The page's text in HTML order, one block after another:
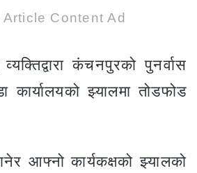
Content Ad
कंचनपुरको पुनर्वास
कार्यालयको झ्यालमा तोडफोड
आफ्नो कार्यकक्षको झ्यालको